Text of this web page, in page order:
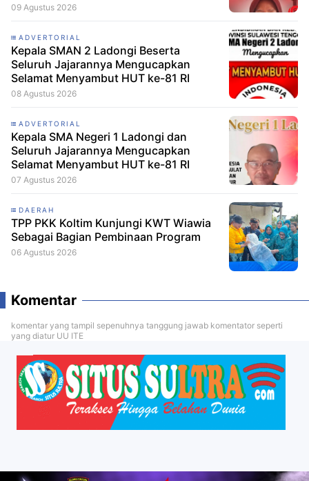
09 Agustus 2026
ADVERTORIAL
Kepala SMAN 2 Ladongi Beserta
Seluruh Jajarannya Mengucapkan
Selamat Menyambut HUT ke-81 RI
08 Agustus 2026
ADVERTORIAL
Kepala SMA Negeri 1 Ladongi dan
Seluruh Jajarannya Mengucapkan
Selamat Menyambut HUT ke-81 RI
07 Agustus 2026
DAERAH
TPP PKK Koltim Kunjungi KWT Wiawia
Sebagai Bagian Pembinaan Program
06 Agustus 2026
Komentar
komentar yang tampil sepenuhnya tanggung jawab komentator seperti
yang diatur UU ITE